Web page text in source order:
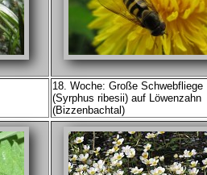
18. Woche: Große Schwebfliege
(Syrphus ribesii) auf Löwenzahn
(Bizzenbachtal)